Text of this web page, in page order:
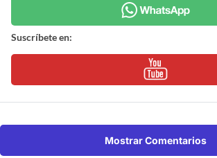
Suscríbete en:
Mostrar Comentarios